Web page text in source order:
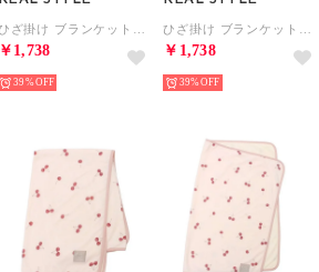
￥1,738
39%
￥1,738
39%